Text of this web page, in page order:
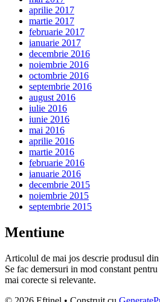
aprilie 2017
martie 2017
februarie 2017
ianuarie 2017
decembrie 2016
noiembrie 2016
octombrie 2016
septembrie 2016
august 2016
iulie 2016
iunie 2016
mai 2016
aprilie 2016
martie 2016
februarie 2016
ianuarie 2016
decembrie 2015
noiembrie 2015
septembrie 2015
Mentiune
Articolul de mai jos descrie produsul
Se fac demersuri in mod constant
mai corecte si relevante.